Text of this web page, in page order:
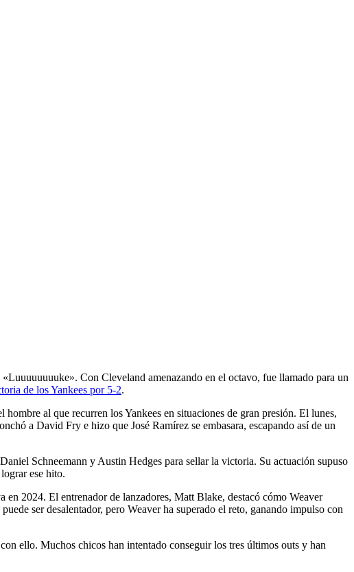
Con Cleveland amenazando en el octavo, fue llamado para un
de los Yankees por 5-2.
al que recurren los Yankees en situaciones de gran presión. El lunes,
a David Fry e hizo que José Ramírez se embasara, escapando así de un
Schneemann y Austin Hedges para sellar la victoria. Su actuación supuso
ese hito.
en 2024. El entrenador de lanzadores, Matt Blake, destacó cómo Weaver
ser desalentador, pero Weaver ha superado el reto, ganando impulso con
ello. Muchos chicos han intentado conseguir los tres últimos outs y han